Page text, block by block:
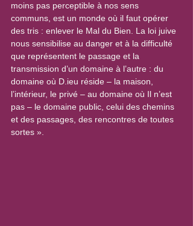
moins pas perceptible à nos sens
communs, est un monde où il faut opérer
des tris : enlever le Mal du Bien. La loi juive
nous sensibilise au danger et à la difficulté
que représentent le passage et la
transmission d’un domaine à l’autre : du
domaine où D.ieu réside – la maison,
l’intérieur, le privé – au domaine où Il n’est
pas – le domaine public, celui des chemins
et des passages, des rencontres de toutes
sortes ».